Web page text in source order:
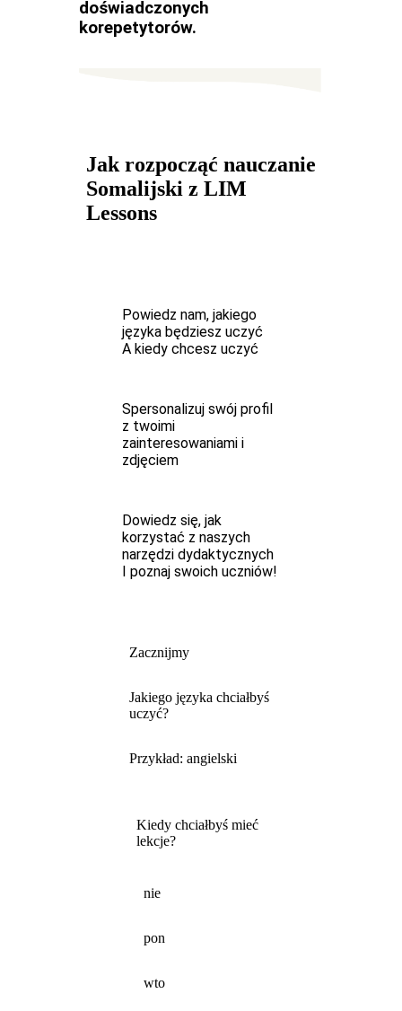
doświadczonych
korepetytorów.
Jak rozpocząć nauczanie
Somalijski z LIM
Lessons
Powiedz nam, jakiego
języka będziesz uczyć
A kiedy chcesz uczyć
Spersonalizuj swój profil
z twoimi
zainteresowaniami i
zdjęciem
Dowiedz się, jak
korzystać z naszych
narzędzi dydaktycznych
I poznaj swoich uczniów!
Zacznijmy
Jakiego języka chciałbyś
uczyć?
Przykład: angielski
Kiedy chciałbyś mieć
lekcje?
nie
pon
wto